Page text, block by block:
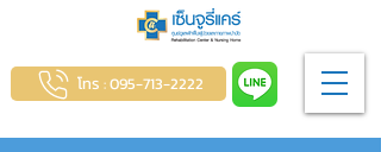
โทร : 095-713-2222